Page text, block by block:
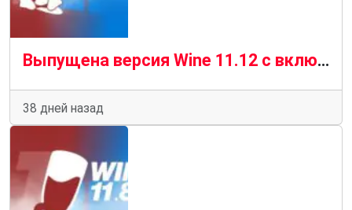
Выпущена версия Wine 11.12 с включенными библиотеками FFmpeg и Mono 11.2
38 дней назад